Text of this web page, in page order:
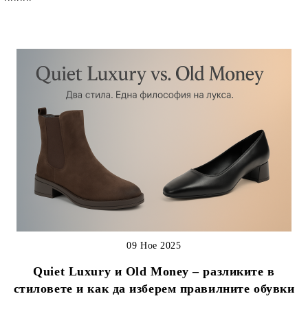
Quiet Luxury и Old Money – разликите в
стиловете и как да изберем правилните обувки
09 Ное 2025